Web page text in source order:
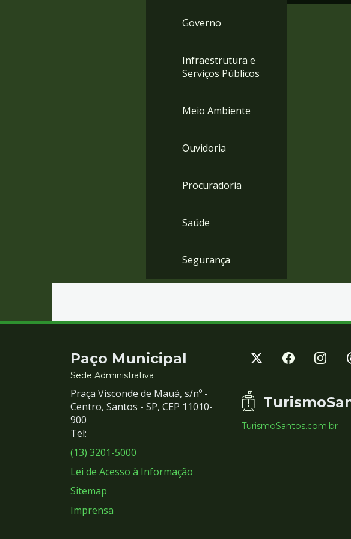
Governo
Infraestrutura e
Serviços Públicos
Meio Ambiente
Ouvidoria
Procuradoria
Saúde
Segurança
Contato
e
Redes
Sociais
Paço Municipal
Sede Administrativa
Praça Visconde de Mauá, s/nº -
Centro, Santos - SP, CEP 11010-
900
Tel:
(13) 3201-5000
Lei de Acesso à Informação
Sitemap
Imprensa
TurismoSantos.com.br